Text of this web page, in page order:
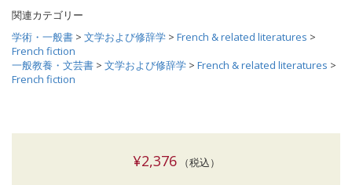
関連カテゴリー
学術・一般書 > 文学および修辞学 > French & related literatures >
French fiction
一般教養・文芸書 > 文学および修辞学 > French & related literatures >
French fiction
¥2,376（税込）